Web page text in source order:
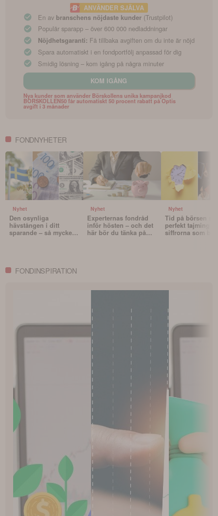
ANVÄNDER SJÄLVA
En av branschens nöjdaste kunder (Trustpilot)
Populär sparapp – över 600 000 nedladdningar
Nöjdhetsgaranti: Få tillbaka avgiften om du inte är nöjd
Spara automatiskt i en fondportfölj anpassad för dig
Smidig lösning – kom igång på några minuter
KOM IGÅNG
Nya kunder som använder Börskollens unika kampanjkod
BORSKOLLEN50 får automatiskt 50 procent rabatt på Optis
avgift i 3 månader
FONDNYHETER
Nyhet
Den osynliga
hävstången i ditt
sparande – så mycket
Nyhet
Experternas fondråd
inför hösten – och det
här bör du tänka på
Nyhet
Tid på börsen
perfekt tajming –
siffrorna som
FONDINSPIRATION